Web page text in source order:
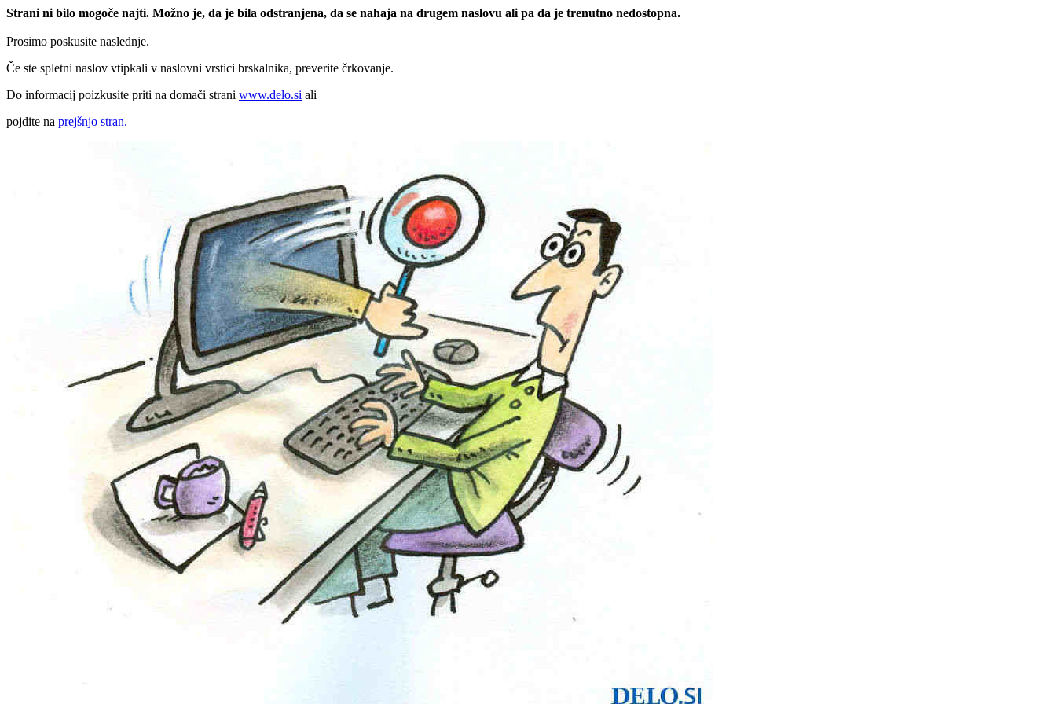
Strani ni bilo mogoče najti. Možno je, da je bila odstranjena, da se nahaja na drugem naslovu ali pa da je trenutno nedostopna.
Prosimo poskusite naslednje.
Če ste spletni naslov vtipkali v naslovni vrstici brskalnika, preverite črkovanje.
Do informacij poizkusite priti na domači strani www.delo.si ali
pojdite na prejšnjo stran.